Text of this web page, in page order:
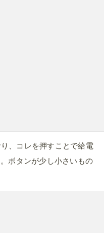
、コレを押すことで給電
ボタンが少し小さいもの